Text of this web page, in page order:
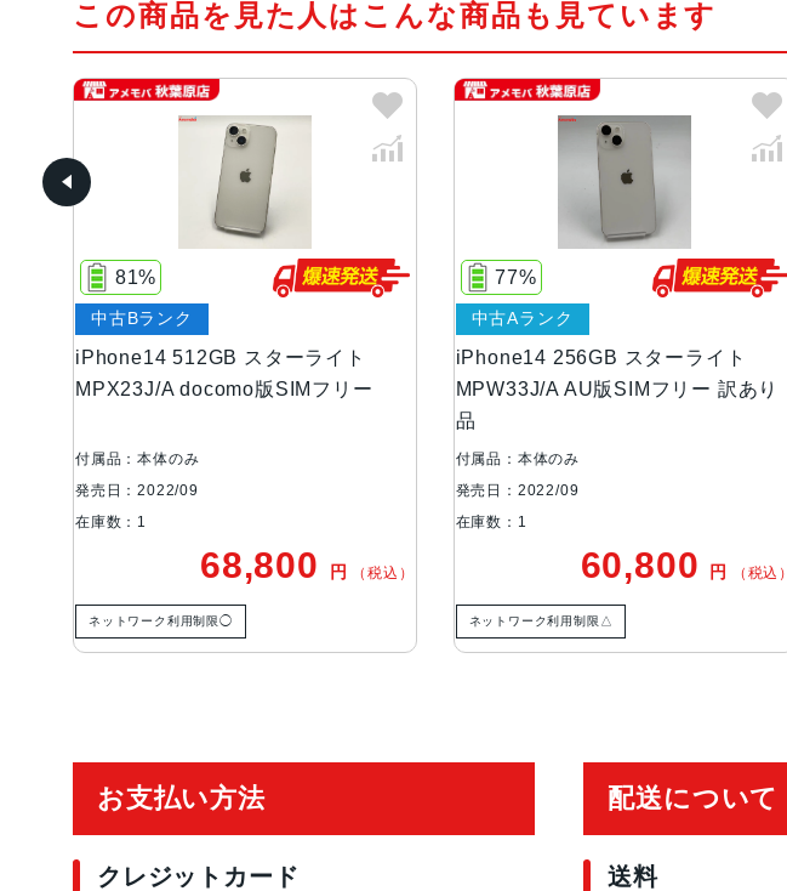
カラー ミ
容量
サイズ・重さ
液晶
防沫性能、耐水性
能、防塵性能
TrueDepthカメラ
生体認証
この商品を見た人はこんな商品も見ています
iPhone14 512GB スターライト
MPX23J/A docomo版SIMフリー
81%
中古Bランク
付属品：本体のみ
発売日：2022/09
在庫数：1
68,800 円 （税込）
ネットワーク利用制限◯
iPhone14 256GB スターライト
MPW33J/A AU版SIMフリー 訳あり
品
77%
中古Aランク
付属品：本体のみ
発売日：2022/09
在庫数：1
60,800 円 （税込）
ネットワーク利用制限△
お支払い方法
クレジットカード
配送について
送料